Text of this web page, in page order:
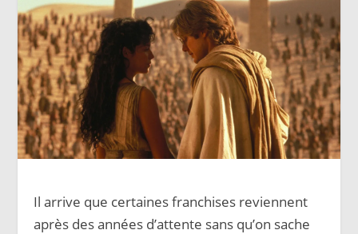
Il arrive que certaines franchises reviennent
après des années d’attente sans qu’on sache